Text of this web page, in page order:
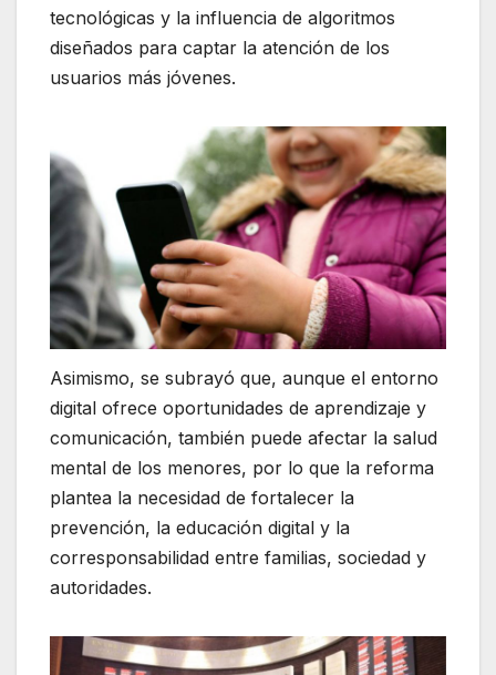
tecnológicas y la influencia de algoritmos
diseñados para captar la atención de los
usuarios más jóvenes.
Asimismo, se subrayó que, aunque el entorno
digital ofrece oportunidades de aprendizaje y
comunicación, también puede afectar la salud
mental de los menores, por lo que la reforma
plantea la necesidad de fortalecer la
prevención, la educación digital y la
corresponsabilidad entre familias, sociedad y
autoridades.